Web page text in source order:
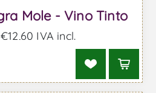
Mole - Vino Tinto
IVA incl.